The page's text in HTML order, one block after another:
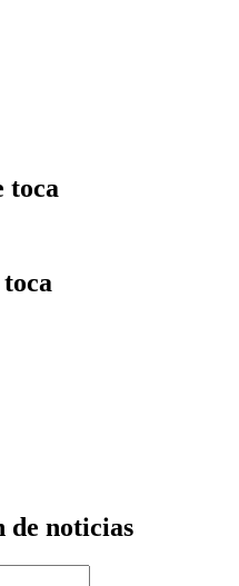
toca
de noticias